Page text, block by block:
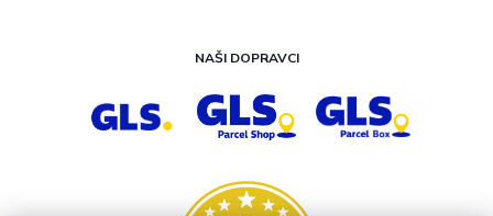
NAŠI DOPRAVCI